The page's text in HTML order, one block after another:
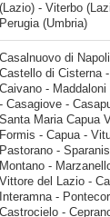
(Lazio) - Viterbo
Perugia (Umbria)
Casalnuovo di Napoli - Pomigliano d'Arco - Castello di Cisterna - Brusciano - Acerra - Caivano - Maddaloni - Marcianise - Caserta - Casagiove - Casapulla - San Prisco - Santa Maria Capua Vetere - Sant'Angelo In Formis - Capua - Vitulazio - Camigliano -